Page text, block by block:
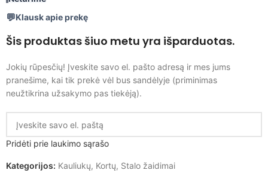
Klausk apie prekę
Šis produktas šiuo metu yra išparduotas.
Jokių rūpesčių! Įveskite savo el. pašto adresą ir mes jums
pranešime, kai tik prekė vėl bus sandėlyje (priminimas
neužtikrina užsakymo pas tiekėją).
Pridėti prie laukimo sąrašo
Kategorijos: Kauliukų, Kortų, Stalo žaidimai